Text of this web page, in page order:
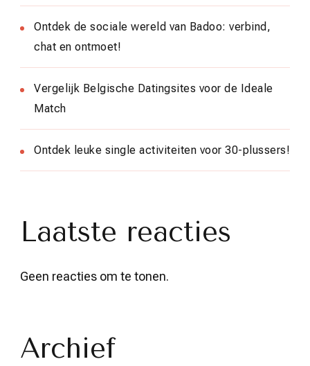
Ontdek de sociale wereld van Badoo: verbind,
chat en ontmoet!
Vergelijk Belgische Datingsites voor de Ideale
Match
Ontdek leuke single activiteiten voor 30-plussers!
Laatste reacties
Geen reacties om te tonen.
Archief